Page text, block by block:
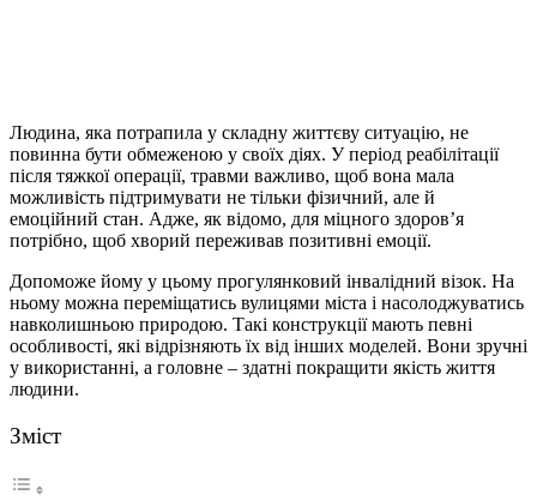
Людина, яка потрапила у складну життєву ситуацію, не
повинна бути обмеженою у своїх діях. У період реабілітації
після тяжкої операції, травми важливо, щоб вона мала
можливість підтримувати не тільки фізичний, але й
емоційний стан. Адже, як відомо, для міцного здоров’я
потрібно, щоб хворий переживав позитивні емоції.
Допоможе йому у цьому прогулянковий інвалідний візок. На
ньому можна переміщатись вулицями міста і насолоджуватись
навколишньою природою. Такі конструкції мають певні
особливості, які відрізняють їх від інших моделей. Вони зручні
у використанні, а головне – здатні покращити якість життя
людини.
Зміст